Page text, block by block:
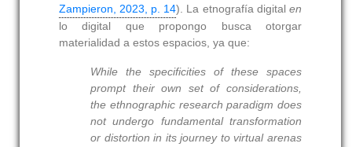
Zampieron, 2023, p. 14). La etnografía digitalen
lo digital que propongo busca otorgar
materialidad a estos espacios, ya que:
While the specificities of these spaces
prompt their own set of considerations,
the ethnographic research paradigm does
not undergo fundamental transformation
or distortion in its journey to virtual arenas